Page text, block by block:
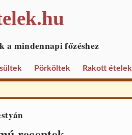
a mindennapi főzéshez
Pörköltek Rakott ételek